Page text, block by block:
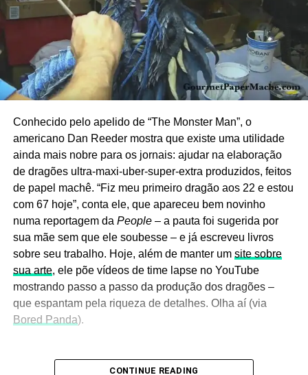
Conhecido pelo apelido de “The Monster Man”, o
americano Dan Reeder mostra que existe uma utilidade
ainda mais nobre para os jornais: ajudar na elaboração
de dragões ultra-maxi-uber-super-extra produzidos, feitos
de papel machê. “Fiz meu primeiro dragão aos 22 e estou
com 67 hoje”, conta ele, que apareceu bem novinho
numa reportagem da People– a pauta foi sugerida por
sua mãe sem que ele soubesse – e já escreveu livros
sobre seu trabalho. Hoje, além de manter um site sobre
sua arte, ele põe vídeos de time lapse no YouTube
mostrando passo a passo da produção dos dragões –
que espantam pela riqueza de detalhes. Olha aí (via
Bored Panda).
CONTINUE READING